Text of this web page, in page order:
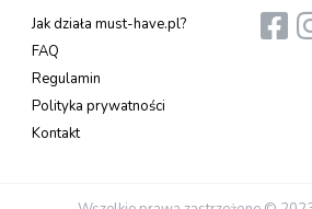
Jak działa must-have.pl?
FAQ
Regulamin
Polityka prywatności
Kontakt